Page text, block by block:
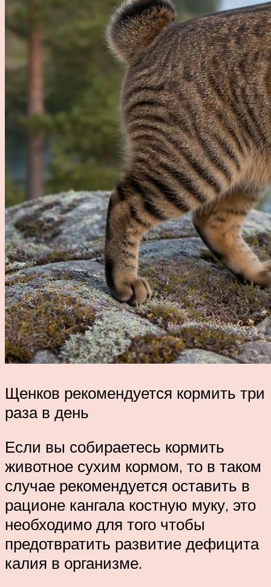
Щенков рекомендуется кормить три
раза в день
Если вы собираетесь кормить
животное сухим кормом, то в таком
случае рекомендуется оставить в
рационе кангала костную муку, это
необходимо для того чтобы
предотвратить развитие дефицита
калия в организме.